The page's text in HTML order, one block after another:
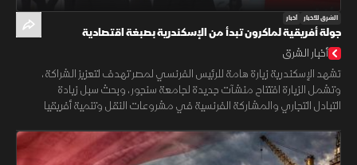
الشرق للأخبار أخبار
جولة أفريقية لماكرون تبدأ من الإسكندرية بصبغة اقتصادية
أخبار الشرق
تشهد الإسكندرية زيارة هامة للرئيس الفرنسي لمصر تهدف لتعزيز الشراكة،
وتشمل الزيارة افتتاح منشآت جديدة لجامعة سنجور، وبحث سبل زيادة
التبادل التجاري والمشاركة الفرنسية في مشروعات النقل وتنمية أفريقيا